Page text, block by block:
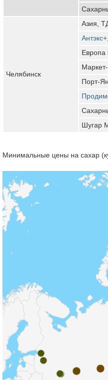
Челябинск
Азия,
Европа
Порт-
Шугар
Минимальные цены на сахар